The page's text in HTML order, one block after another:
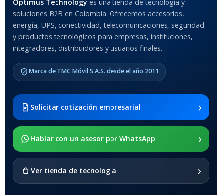
Anti-Shock
MODELO DE TABLETS
COMPATIBLES
2021 SM-x200 / Samsung
Galaxy Tab A8 10.5 2021 SM-
x205
SOPORTE DE APOYO
Optimus Technology es una tienda de tecnología y
soluciones B2B en Colombia. Ofrecemos accesorios,
energía, UPS, conectividad, telecomunicaciones, seguridad
y productos tecnológicos para empresas, instituciones,
integradores, distribuidores y usuarios finales.
Marca de TMC Móvil S.A.S. desde el año 2011
Solicitar cotización empresarial ›
Hablar con un asesor por WhatsApp ›
Ver tienda de tecnología ›